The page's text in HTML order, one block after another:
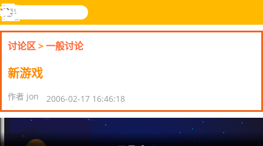
乐和游
搜
寻
登入
功
能
讨论区>一般讨论
新游戏
作者 jon 2006-02-17 16:46:18